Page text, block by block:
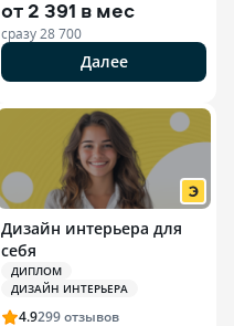
от2 391 в мес
сразу 28 700
Далее
Дизайн интерьера для
себя
ДИПЛОМ
ДИЗАЙН ИНТЕРЬЕРА
4.9299отзывов